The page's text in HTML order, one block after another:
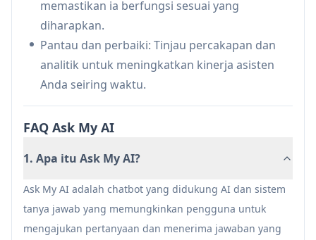
membuat asisten AI
Terintegrasi dengan berbagai platform dan
alat
Kekurangan
kemampuan spesifik
Mungkin memerlukan pengaturan yang
signifikan untuk menerima basis pengetahuan
memastikan ia berfungsi sesuai yang
diharapkan.
Pantau dan perbaiki: Tinjau percakapan dan
analitik untuk meningkatkan kinerja asisten
Anda seiring waktu.
FAQ Ask My AI
1. Apa itu Ask My AI?
Ask My AI adalah chatbot yang didukung AI dan sistem
tanya jawab yang memungkinkan pengguna untuk
mengajukan pertanyaan dan menerima jawaban yang